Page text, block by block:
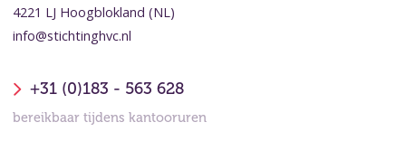
4221 LJ Hoogblokland (NL)
info@stichtinghvc.nl
+31 (0)183 - 563 628
bereikbaar tijdens kantooruren